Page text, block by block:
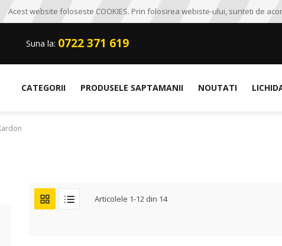
Acest website foloseste COOKIES. Prin folosirea webiste-ului, sunteti de
Suna la: 0722 371 619
CATEGORII PRODUSELE SAPTAMANII NOUTATI
Articolele 1-12 din 14